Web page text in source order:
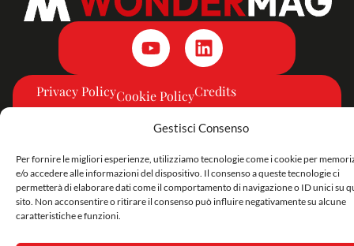
Gestisci Consenso
Per fornire le migliori esperienze, utilizziamo tecnologie come i cookie per
e/o accedere alle informazioni del dispositivo. Il consenso a queste tecnologie ci
permetterà di elaborare dati come il comportamento di navigazione o ID unici su
sito. Non acconsentire o ritirare il consenso può influire negativamente su alcune
caratteristiche e funzioni.
Privacy PolicyCookie PolicyCredits